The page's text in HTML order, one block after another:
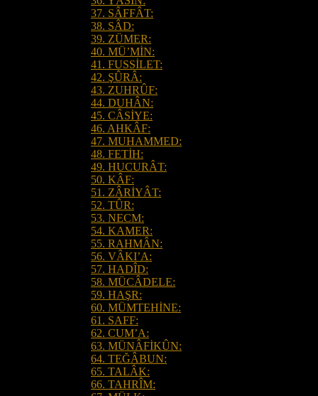
37. SÂFFÂT:
38. SÂD:
39. ZÜMER:
40. MÜ’MİN:
41. FUSSİLET:
42. ŞÛRÂ:
43. ZUHRÛF:
44. DUHÂN:
45. CÂSİYE:
46. AHKÂF:
47. MUHAMMED:
48. FETİH:
49. HUCURÂT:
50. KÂF:
51. ZÂRİYÂT:
52. TÛR:
53. NECM:
54. KAMER:
55. RAHMÂN:
56. VÂKI’A:
57. HADÎD:
58. MÜCÂDELE:
59. HAŞR:
60. MÜMTEHİNE:
61. SAFF:
62. CUM’A:
63. MÜNÂFİKÛN:
64. TEĞÂBUN:
65. TALÂK:
66. TAHRÎM: